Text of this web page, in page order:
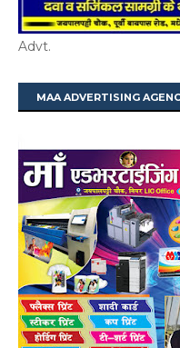
Advt.
MAA ADVERTISING